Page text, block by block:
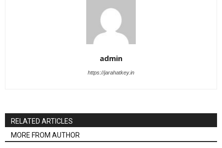
admin
https://jarahatkey.in
RELATED ARTICLES
MORE FROM AUTHOR